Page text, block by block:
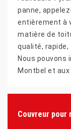
panne,
entièrement à
matière de
qualité, rapide,
Nous pouvons
Montbel et aux
Couvreur